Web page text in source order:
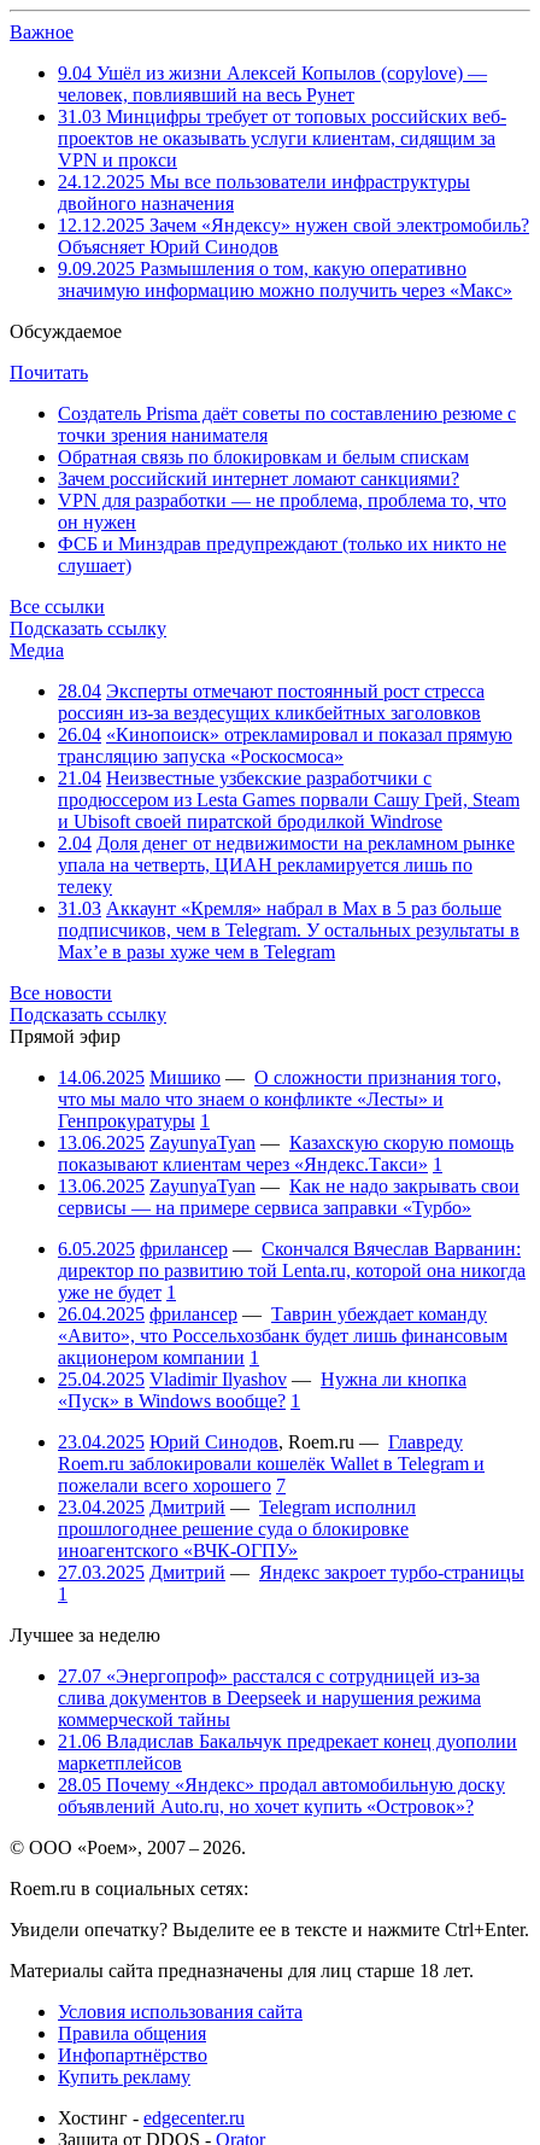
Важное
9.04 Ушёл из жизни Алексей Копылов (copylove) —
человек, повлиявший на весь Рунет
31.03 Минцифры требует от топовых российских веб-
проектов не оказывать услуги клиентам, сидящим за
VPN и прокси
24.12.2025 Мы все пользователи инфраструктуры
двойного назначения
12.12.2025 Зачем «Яндексу» нужен свой электромобиль?
Объясняет Юрий Синодов
9.09.2025 Размышления о том, какую оперативно
значимую информацию можно получить через «Макс»
Обсуждаемое
Почитать
Создатель Prisma даёт советы по составлению резюме с
точки зрения нанимателя
Обратная связь по блокировкам и белым спискам
Зачем российский интернет ломают санкциями?
VPN для разработки — не проблема, проблема то, что
он нужен
ФСБ и Минздрав предупреждают (только их никто не
слушает)
Все ссылки
Подсказать ссылку
Медиа
28.04 Эксперты отмечают постоянный рост стресса
россиян из-за вездесущих кликбейтных заголовков
26.04 «Кинопоиск» отрекламировал и показал прямую
трансляцию запуска «Роскосмоса»
21.04 Неизвестные узбекские разработчики с
продюссером из Lesta Games порвали Сашу Грей, Steam
и Ubisoft своей пиратской бродилкой Windrose
2.04 Доля денег от недвижимости на рекламном рынке
упала на четверть, ЦИАН рекламируется лишь по
телеку
31.03 Аккаунт «Кремля» набрал в Max в 5 раз больше
подписчиков, чем в Telegram. У остальных результаты в
Max’е в разы хуже чем в Telegram
Все новости
Подсказать ссылку
Прямой эфир
14.06.2025 Мишико — О сложности признания того,
что мы мало что знаем о конфликте «Лесты» и
Генпрокуратуры 1
13.06.2025 ZayunyaTyan — Казахскую скорую помощь
показывают клиентам через «Яндекс.Такси» 1
13.06.2025 ZayunyaTyan — Как не надо закрывать свои
сервисы — на примере сервиса заправки «Турбо»
6.05.2025 фрилансер — Скончался Вячеслав Варванин:
директор по развитию той Lenta.ru, которой она никогда
уже не будет 1
26.04.2025 фрилансер — Таврин убеждает команду
«Авито», что Россельхозбанк будет лишь финансовым
акционером компании 1
25.04.2025 Vladimir Ilyashov — Нужна ли кнопка
«Пуск» в Windows вообще? 1
23.04.2025 Юрий Синодов, Roem.ru — Главреду
Roem.ru заблокировали кошелёк Wallet в Telegram и
пожелали всего хорошего 7
23.04.2025 Дмитрий — Telegram исполнил
прошлогоднее решение суда о блокировке
иноагентского «ВЧК-ОГПУ»
27.03.2025 Дмитрий — Яндекс закроет турбо-страницы
1
Лучшее за неделю
27.07 «Энергопроф» расстался с сотрудницей из-за
слива документов в Deepseek и нарушения режима
коммерческой тайны
21.06 Владислав Бакальчук предрекает конец дуополии
маркетплейсов
28.05 Почему «Яндекс» продал автомобильную доску
объявлений Auto.ru, но хочет купить «Островок»?
© ООО «Роем», 2007 – 2026.
Roem.ru в социальных сетях:
Увидели опечатку? Выделите ее в тексте и нажмите Ctrl+Enter.
Материалы сайта предназначены для лиц старше 18 лет.
Условия использования сайта
Правила общения
Инфопартнёрство
Купить рекламу
Хостинг - edgecenter.ru
Защита от DDOS - Qrator